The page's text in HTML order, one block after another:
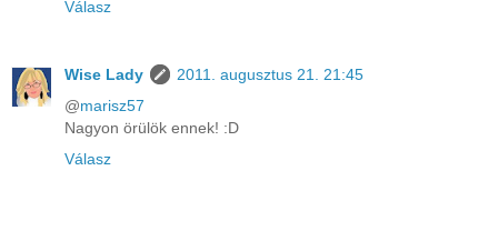
Válasz
Wise Lady
2011. augusztus 21. 21:45
@marisz57
Nagyon örülök ennek! :D
Válasz